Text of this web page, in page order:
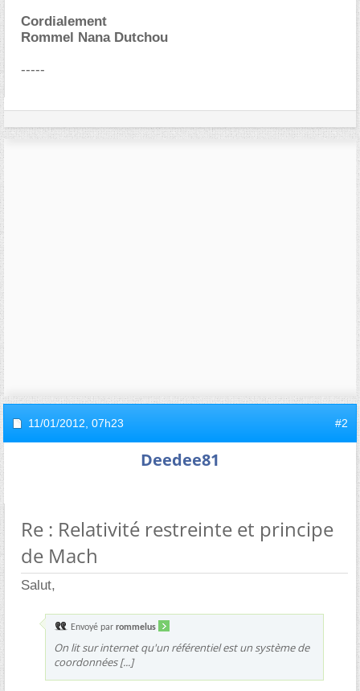
Cordialement
Rommel Nana Dutchou
-----
11/01/2012, 07h23 #2
Deedee81
Re : Relativité restreinte et principe
de Mach
Salut,
Envoyé par rommelus
On lit sur internet qu'un référentiel est un système de
coordonnées [...]